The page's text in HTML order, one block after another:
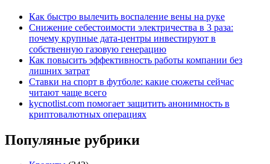
Как быстро вылечить воспаление вены на руке
Снижение себестоимости электричества в 3 раза:
почему крупные дата-центры инвестируют в
собственную газовую генерацию
Как повысить эффективность работы компании без
лишних затрат
Ставки на спорт в футболе: какие сюжеты сейчас
читают чаще всего
kycnotlist.com помогает защитить анонимность в
криптовалютных операциях
Популяные рубрики